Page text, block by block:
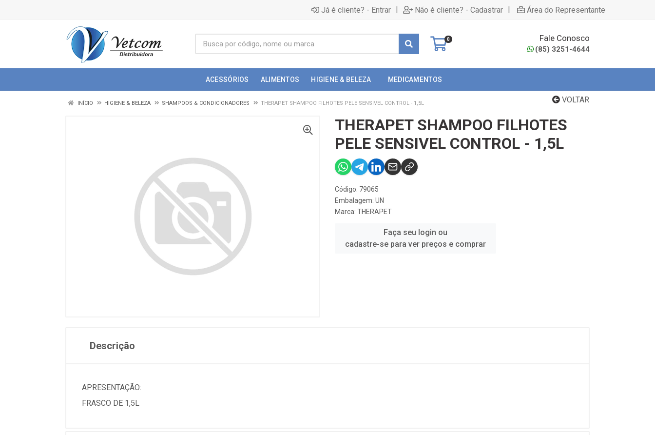
Já é cliente? - Entrar | Não é cliente? - Cadastrar | Área do Representante
0 Fale Conosco
(85) 3251-4644
ACESSÓRIOS ALIMENTOS HIGIENE & BELEZA MEDICAMENTOS
VOLTAR
INÍCIO HIGIENE & BELEZA SHAMPOOS & CONDICIONADORES THERAPET SHAMPOO FILHOTES PELE SENSIVEL CONTROL - 1,5L
THERAPET SHAMPOO FILHOTES
PELE SENSIVEL CONTROL - 1,5L
Código: 79065
Embalagem: UN
Marca: THERAPET
Faça seu login ou
cadastre-se para ver preços e comprar
Descrição
APRESENTAÇÃO:
FRASCO DE 1,5L